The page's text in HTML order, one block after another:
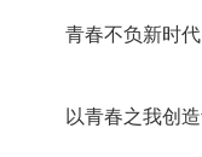
青春不负新时代
以青春之我创